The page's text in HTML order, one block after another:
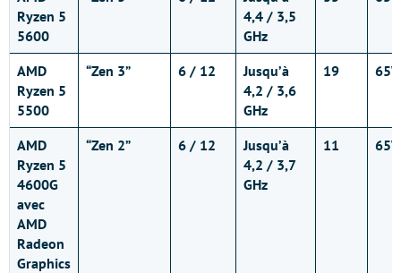
Ryzen 5
5600
4,4 / 3,5
GHz
AMD
Ryzen 5
5500
“Zen 3” 6 / 12
Jusqu’à
4,2 / 3,6
GHz
19
AMD
Ryzen 5
4600G
avec
AMD
Radeon
Graphics
“Zen 2” 6 / 12
Jusqu’à
4,2 / 3,7
GHz
11